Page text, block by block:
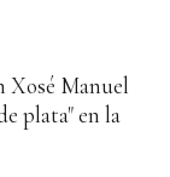
Xosé Manuel
plata" en la